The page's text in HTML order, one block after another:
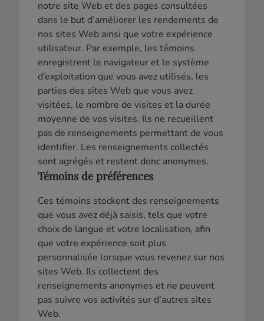
notre site Web et des pages consultées
dans le but d’améliorer les rendements de
nos sites Web ainsi que votre expérience
utilisateur. Par exemple, les témoins
enregistrent le navigateur et le système
d’exploitation que vous avez utilisés, les
parties des sites Web que vous avez
visitées, le nombre de visites et la durée
moyenne de vos visites. Ils ne recueillent
pas de renseignements permettant de vous
identifier. Les renseignements collectés
sont agrégés et restent donc anonymes.
Témoins de préférences
Ces témoins stockent des renseignements
que vous avez déjà saisis, tels que votre
choix de langue et votre localisation, afin
que votre expérience soit plus
personnalisée lorsque vous revenez sur nos
sites Web. Ils collectent des
renseignements anonymes et ne peuvent
pas suivre vos activités sur d’autres sites
Web.